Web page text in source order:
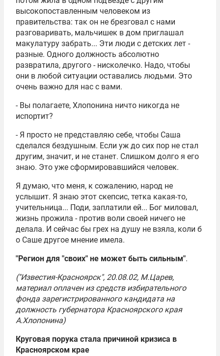
высокопоставленным человеком из
правительства: так он не брезговал с нами
разговаривать, мальчишек в дом приглашал
макулатуру забрать... Эти люди с детских лет -
разные. Одного должность абсолютно
развратила, другого - нисколечко. Надо, чтобы
они в любой ситуации оставались людьми. Это
очень важно для нас с вами.
- Вы полагаете, Хлопонина ничто никогда не
испортит?
- Я просто не представляю себе, чтобы Саша
сделался бездушным. Если уж до сих пор не стал
другим, значит, и не станет. Слишком долго я его
знаю. Это уже сформировавшийся человек.
Я думаю, что меня, к сожалению, народ не
услышит. Я знаю этот скепсис, тетка какая-то,
учительница... Поди, заплатили ей... Бог миловал,
жизнь прожила - против воли своей ничего не
делала. И сейчас бы грех на душу не взяла, коли б
о Саше другое мнение имела.
"Регион для "своих" не может быть сильным".
("Известия-Красноярск", 20.08.02, М.Царев,
материал оплачен из средств избирательного
фонда зарегистрированного кандидата на
должность губернатора Красноярского края
А.Хлопонина)
Круговая порука стала причиной кризиса в
Красноярском крае